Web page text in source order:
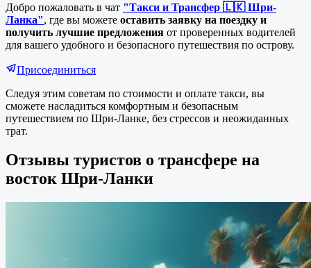
Добро пожаловать в чат "Такси и Трансфер 🇱🇰 Шри-
Ланка", где вы можете оставить заявку на поездку и
получить лучшие предложения от проверенных водителей
для вашего удобного и безопасного путешествия по острову.
Присоединиться
Следуя этим советам по стоимости и оплате такси, вы
сможете насладиться комфортным и безопасным
путешествием по Шри-Ланке, без стрессов и неожиданных
трат.
Отзывы туристов о трансфере на
восток Шри-Ланки